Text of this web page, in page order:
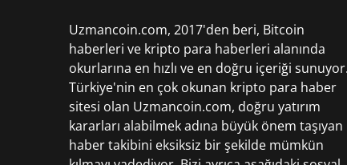
Uzmancoin.com, 2017'den beri, Bitcoin
haberleri ve kripto para haberleri alanında
okurlarına en hızlı ve en doğru içeriği sunuyor.
Türkiye'nin en çok okunan kripto para haber
sitesi olan Uzmancoin.com, doğru yatırım
kararları alabilmek adına büyük önem taşıyan
haber takibini eksiksiz bir şekilde mümkün